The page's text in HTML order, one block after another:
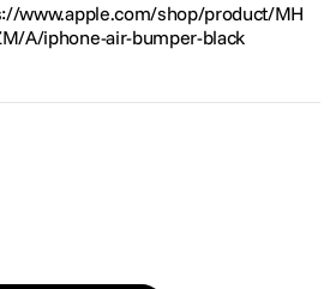
www.apple.com/shop/product/MH
A/iphone-air-bumper-black